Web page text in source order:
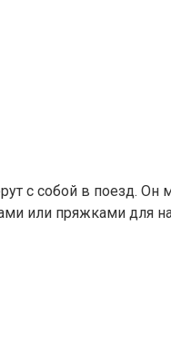
с собой в поезд.
или пряжками